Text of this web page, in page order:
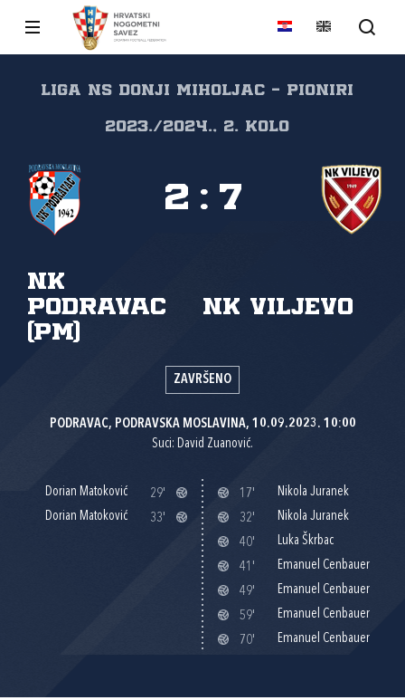
Liga NS Donji Miholjac - Pioniri
2023./2024., 2. kolo
NK
Podravac
(PM)
NK Viljevo
2 : 7
ZAVRŠENO
PODRAVAC, PODRAVSKA MOSLAVINA, 10.09.2023. 10:00
Suci: David Zuanović.
Dorian Matoković
29'
Dorian Matoković
33'
17'
Nikola Juranek
32'
Nikola Juranek
40'
Luka Škrbac
41'
Emanuel Cenbauer
49'
Emanuel Cenbauer
59'
Emanuel Cenbauer
70'
Emanuel Cenbauer